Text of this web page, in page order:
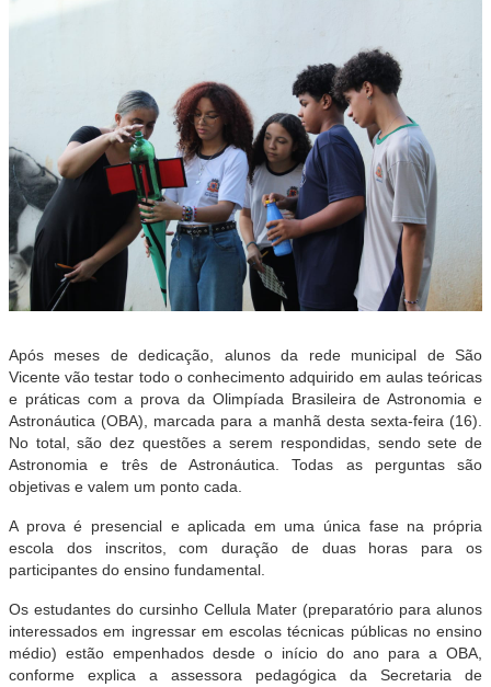
Após meses de dedicação, alunos da rede municipal de São
Vicente vão testar todo o conhecimento adquirido em aulas teóricas
e práticas com a prova da Olimpíada Brasileira de Astronomia e
Astronáutica (OBA), marcada para a manhã desta sexta-feira (16).
No total, são dez questões a serem respondidas, sendo sete de
Astronomia e três de Astronáutica. Todas as perguntas são
objetivas e valem um ponto cada.
A prova é presencial e aplicada em uma única fase na própria
escola dos inscritos, com duração de duas horas para os
participantes do ensino fundamental.
Os estudantes do cursinho Cellula Mater (preparatório para alunos
interessados em ingressar em escolas técnicas públicas no ensino
médio) estão empenhados desde o início do ano para a OBA,
conforme explica a assessora pedagógica da Secretaria de